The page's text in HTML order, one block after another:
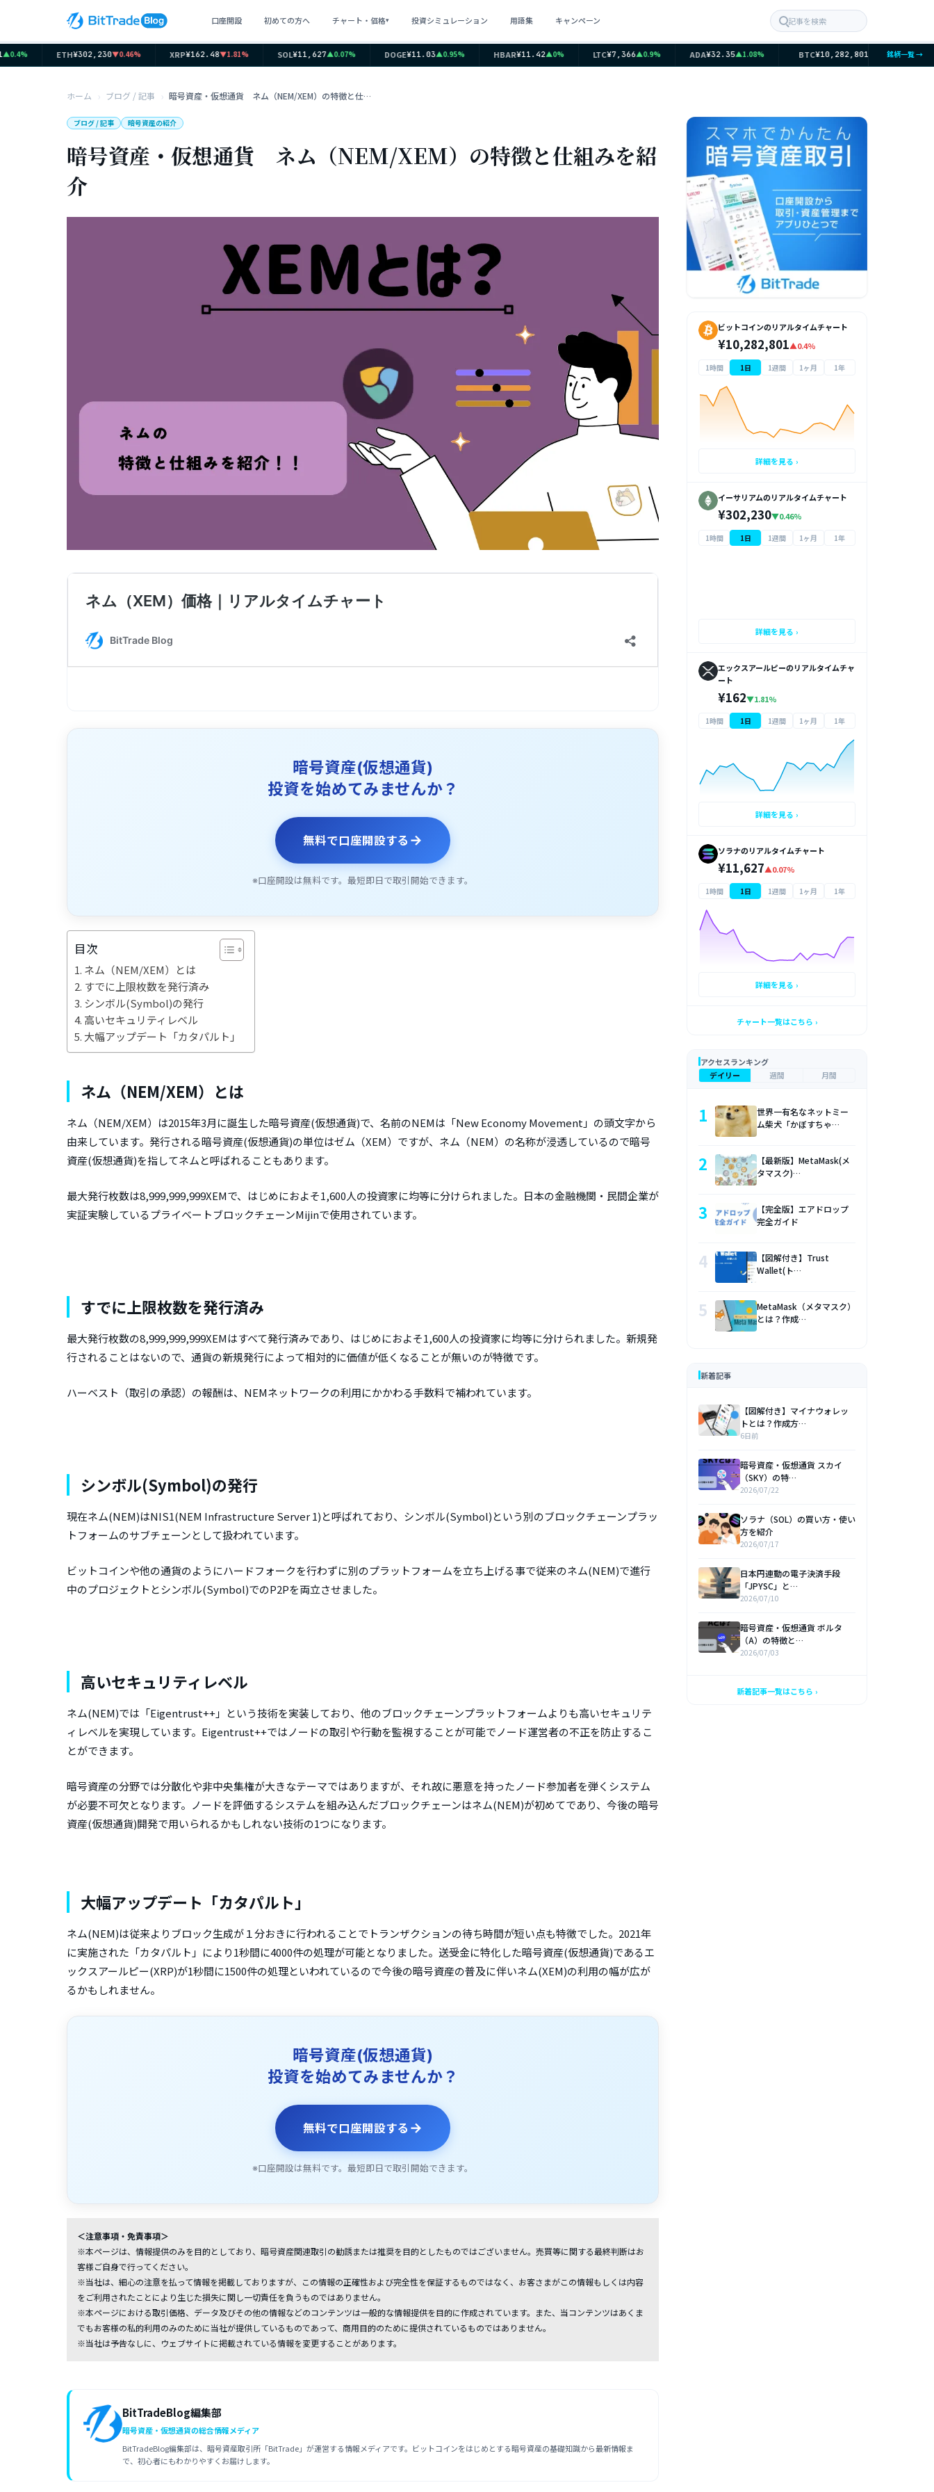
口座開設 初めての方へ チャート・価格▾ 投資シミュレーション 用語集 キャンペーン 記事を検索
ETH¥302,230▼0.46% XRP¥162.48▼1.81% SOL¥11,627▲0.07% DOGE¥11.03▲0.95% HBAR¥11.42▲0% LTC¥7,366▲0.9% ADA¥32.35▲1.08% BTC¥10,282,801▲0.4% ETH
銘柄一覧 →
ホーム ブログ / 記事 暗号資産・仮想通貨 ネム（NEM/XEM）の特徴と仕組みを紹介
ブログ / 記事 暗号資産の紹介
暗号資産・仮想通貨 ネム（NEM/XEM）の特徴と仕組みを紹
介
暗号資産(仮想通貨)
投資を始めてみませんか？
無料で口座開設する →
※口座開設は無料です。最短即日で取引開始できます。
目次
ネム（NEM/XEM）とは
すでに上限枚数を発行済み
シンボル(Symbol)の発行
高いセキュリティレベル
大幅アップデート「カタパルト」
ネム（NEM/XEM）とは
ネム（NEM/XEM）は2015年3月に誕生した暗号資産(仮想通貨)で、名前のNEMは「New Economy Movement」の頭文字から
由来しています。発行される暗号資産(仮想通貨)の単位はゼム（XEM）ですが、ネム（NEM）の名称が浸透しているので暗号
資産(仮想通貨)を指してネムと呼ばれることもあります。
最大発行枚数は8,999,999,999XEMで、はじめにおよそ1,600人の投資家に均等に分けられました。日本の金融機関・民間企業が
実証実験しているプライベートブロックチェーンMijinで使用されています。
すでに上限枚数を発行済み
最大発行枚数の8,999,999,999XEMはすべて発行済みであり、はじめにおよそ1,600人の投資家に均等に分けられました。新規発
行されることはないので、通貨の新規発行によって相対的に価値が低くなることが無いのが特徴です。
ハーベスト（取引の承認）の報酬は、NEMネットワークの利用にかかわる手数料で補われています。
シンボル(Symbol)の発行
現在ネム(NEM)はNIS1(NEM Infrastructure Server 1)と呼ばれており、シンボル(Symbol)という別のブロックチェーンプラッ
トフォームのサブチェーンとして扱われています。
ビットコインや他の通貨のようにハードフォークを行わずに別のプラットフォームを立ち上げる事で従来のネム(NEM)で進行
中のプロジェクトとシンボル(Symbol)でのP2Pを両立させました。
高いセキュリティレベル
ネム(NEM)では「Eigentrust++」という技術を実装しており、他のブロックチェーンプラットフォームよりも高いセキュリテ
ィレベルを実現しています。Eigentrust++ではノードの取引や行動を監視することが可能でノード運営者の不正を防止するこ
とができます。
暗号資産の分野では分散化や非中央集権が大きなテーマではありますが、それ故に悪意を持ったノード参加者を弾くシステム
が必要不可欠となります。ノードを評価するシステムを組み込んだブロックチェーンはネム(NEM)が初めてであり、今後の暗号
資産(仮想通貨)開発で用いられるかもしれない技術の1つになります。
大幅アップデート「カタパルト」
ネム(NEM)は従来よりブロック生成が１分おきに行われることでトランザクションの待ち時間が短い点も特徴でした。2021年
に実施された「カタパルト」により1秒間に4000件の処理が可能となりました。送受金に特化した暗号資産(仮想通貨)であるエ
ックスアールピー(XRP)が1秒間に1500件の処理といわれているので今後の暗号資産の普及に伴いネム(XEM)の利用の幅が広が
るかもしれません。
暗号資産(仮想通貨)
投資を始めてみませんか？
無料で口座開設する →
※口座開設は無料です。最短即日で取引開始できます。
＜注意事項・免責事項＞
※本ページは、情報提供のみを目的としており、暗号資産関連取引の勧誘または推奨を目的としたものではございません。売買等に関する最終判断はお
客様ご自身で行ってください。
※当社は、細心の注意を払って情報を掲載しておりますが、この情報の正確性および完全性を保証するものではなく、お客さまがこの情報もしくは内容
をご利用されたことにより生じた損失に関し一切責任を負うものではありません。
※本ページにおける取引価格、データ及びその他の情報などのコンテンツは一般的な情報提供を目的に作成されています。また、当コンテンツはあくま
でもお客様の私的利用のみのために当社が提供しているものであって、商用目的のために提供されているものではありません。
※当社は予告なしに、ウェブサイトに掲載されている情報を変更することがあります。
BitTradeBlog編集部
暗号資産・仮想通貨の総合情報メディア
BitTradeBlog編集部は、暗号資産取引所「BitTrade」が運営する情報メディアです。ビットコインをはじめとする暗号資産の基礎知識から最新情報ま
で、初心者にもわかりやすくお届けします。
ビットコインのリアルタイムチャート
¥10,282,801▲0.4%
1時間 1日 1週間 1ヶ月 1年
詳細を見る ›
イーサリアムのリアルタイムチャート
¥302,230▼0.46%
1時間 1日 1週間 1ヶ月 1年
詳細を見る ›
エックスアールピーのリアルタイムチャ
ート
¥162▼1.81%
1時間 1日 1週間 1ヶ月 1年
詳細を見る ›
ソラナのリアルタイムチャート
¥11,627▲0.07%
1時間 1日 1週間 1ヶ月 1年
詳細を見る ›
チャート一覧はこちら ›
アクセスランキング
デイリー
週間 月間
1
世界一有名なネットミー
ム柴犬「かぼすちゃ…
2
【最新版】MetaMask(メ
タマスク)…
3
【完全版】エアドロップ
完全ガイド
4
【図解付き】Trust
Wallet(ト…
5
MetaMask（メタマスク）
とは？作成…
新着記事
【図解付き】マイナウォレッ
トとは？作成方…
6日前
暗号資産・仮想通貨 スカイ
（SKY）の特…
2026/07/22
ソラナ（SOL）の買い方・使い
方を紹介
2026/07/17
日本円連動の電子決済手段
「JPYSC」と…
2026/07/10
暗号資産・仮想通貨 ボルタ
（A）の特徴と…
2026/07/03
新着記事一覧はこちら ›